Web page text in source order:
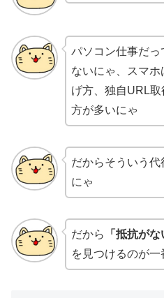
パソコン仕事だっ
ないにゃ、スマ
げ方、独自URL
方が多いにゃ
だからそういう
にゃ
だから 「抵抗が
を見つけるのが